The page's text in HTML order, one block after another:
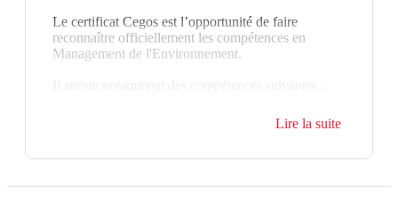
Le certificat Cegos est l’opportunité de faire
reconnaître officiellement les compétences en
Management de l'Environnement.
Identifier les enjeux environnementaux
que les besoins et attentes des parties
Lire la suite